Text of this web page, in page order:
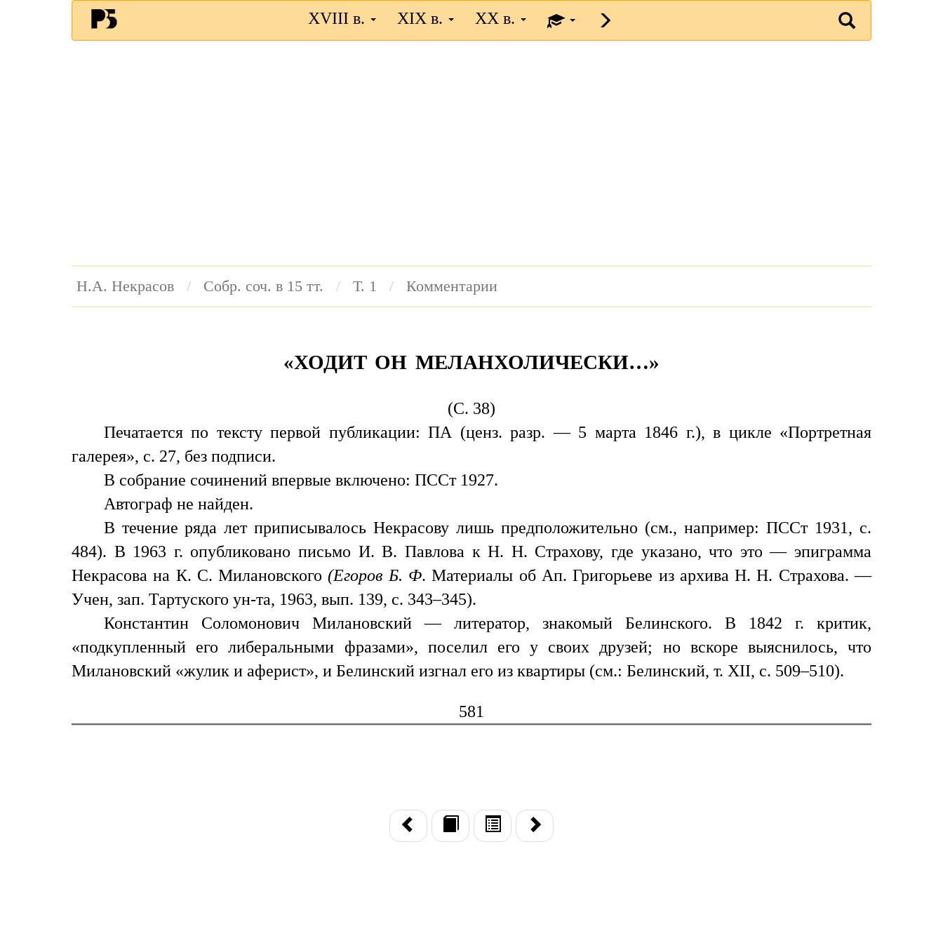
XVIII в. XIX в. XX в.
Н.А. Некрасов Собр. соч. в 15 тт. Т. 1 Комментарии
«ХОДИТ ОН МЕЛАНХОЛИЧЕСКИ…»
(С. 38)
Печатается по тексту первой публикации: ПА (ценз. разр. — 5 марта 1846 г.), в цикле «Портретная
галерея», с. 27, без подписи.
В собрание сочинений впервые включено: ПССт 1927.
Автограф не найден.
В течение ряда лет приписывалось Некрасову лишь предположительно (см., например: ПССт 1931, с.
484). В 1963 г. опубликовано письмо И. В. Павлова к Н. Н. Страхову, где указано, что это — эпиграмма
Некрасова на К. С. Милановского(Егоров Б. Ф. Материалы об Ап. Григорьеве из архива Н. Н. Страхова. —
Учен, зап. Тартуского ун-та, 1963, вып. 139, с. 343–345).
Константин Соломонович Милановский — литератор, знакомый Белинского. В 1842 г. критик,
«подкупленный его либеральными фразами», поселил его у своих друзей; но вскоре выяснилось, что
Милановский «жулик и аферист», и Белинский изгнал его из квартиры (см.: Белинский, т. XII, с. 509–510).
581